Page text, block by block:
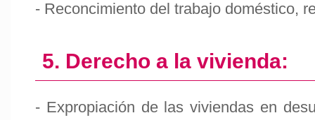
- Reconcimiento del trabajo doméstico,
5. Derecho a la vivienda:
- Expropiación de las viviendas en